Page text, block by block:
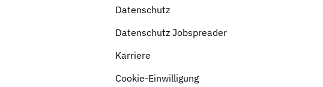
Datenschutz
Datenschutz Jobspreader
Karriere
Cookie-Einwilligung